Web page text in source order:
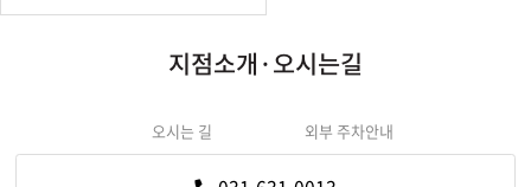
지점소개·오시는길
오시는 길 외부 주차안내